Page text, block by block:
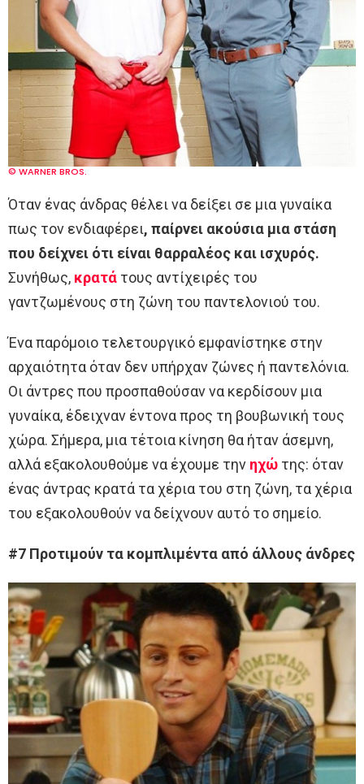
© WARNER BROS.
Όταν ένας άνδρας θέλει να δείξει σε μια γυναίκα
πως τον ενδιαφέρει, παίρνει ακούσια μια στάση
που δείχνει ότι είναι θαρραλέος και ισχυρός.
Συνήθως, κρατά τους αντίχειρές του
γαντζωμένους στη ζώνη του παντελονιού του.
Ένα παρόμοιο τελετουργικό εμφανίστηκε στην
αρχαιότητα όταν δεν υπήρχαν ζώνες ή παντελόνια.
Οι άντρες που προσπαθούσαν να κερδίσουν μια
γυναίκα, έδειχναν έντονα προς τη βουβωνική τους
χώρα. Σήμερα, μια τέτοια κίνηση θα ήταν άσεμνη,
αλλά εξακολουθούμε να έχουμε την ηχώ της: όταν
ένας άντρας κρατά τα χέρια του στη ζώνη, τα χέρια
του εξακολουθούν να δείχνουν αυτό το σημείο.
#7 Προτιμούν τα κομπλιμέντα από άλλους άνδρες